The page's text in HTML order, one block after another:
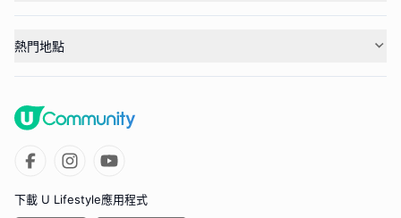
熱門地點
下載 U Lifestyle應用程式